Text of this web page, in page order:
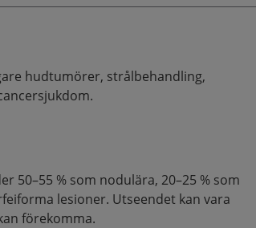
hudtumörer, strålbehandling,
50–55 % som nodulära, 20–25 % som
lesioner. Utseendet kan vara
förekomma.